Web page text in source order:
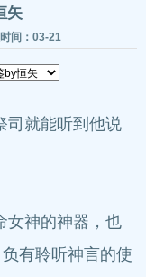
矢
间：03-21
司就能听到他说
女神的神器，也
有聆听神言的使